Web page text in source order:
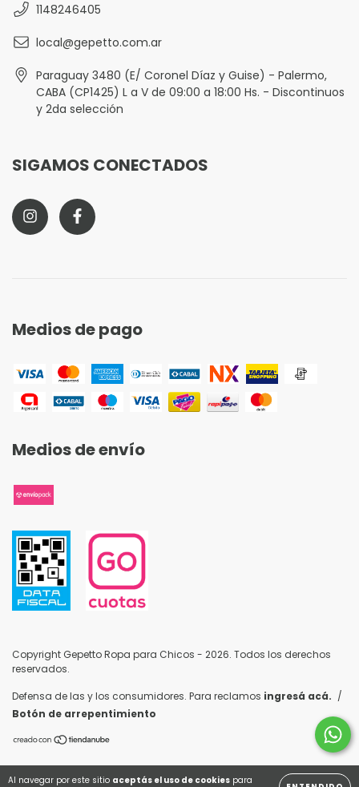
Al navegar por este sitio aceptás el uso de cookies para
1148246405
local@gepetto.com.ar
Paraguay 3480 (E/ Coronel Díaz y Guise) - Palermo,
CABA (CP1425) L a V de 09:00 a 18:00 Hs. - Discontinuos
y 2da selección
SIGAMOS CONECTADOS
Medios de pago
Medios de envío
Copyright Gepetto Ropa para Chicos - 2026. Todos los derechos
reservados.
Defensa de las y los consumidores. Para reclamos ingresá acá. /
Botón de arrepentimiento